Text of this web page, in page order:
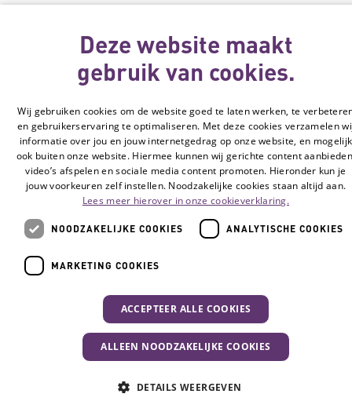
Deze website maakt
gebruik van cookies.
Wij gebruiken cookies om de website goed te laten werken, te
en gebruikerservaring te optimaliseren. Met deze cookies verzamelen
informatie over jou en jouw internetgedrag op onze website, en mogelijk
ook buiten onze website. Hiermee kunnen wij gerichte content
video’s afspelen en sociale media content promoten. Hieronder kun je
jouw voorkeuren zelf instellen. Noodzakelijke cookies staan altijd aan.
Lees meer hierover in onze cookieverklaring.
NOODZAKELIJKE COOKIES ANALYTISCHE COOKIES
MARKETING COOKIES
ACCEPTEER ALLE COOKIES
ALLEEN NOODZAKELIJKE COOKIES
DETAILS WEERGEVEN